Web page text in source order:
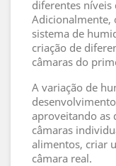
diferentes níveis
Adicionalmente,
sistema de
criação de
câmaras do
A variação de
aproveitando as
câmaras
alimentos, criar
câmara real.